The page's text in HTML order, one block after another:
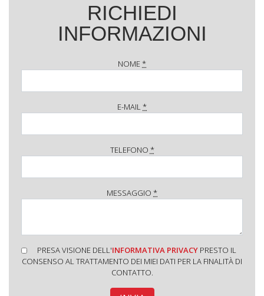
RICHIEDI
INFORMAZIONI
NOME*
E-MAIL *
TELEFONO *
MESSAGGIO *
PRESA VISIONE DELL'INFORMATIVA PRIVACYPRESTO IL
CONSENSO AL TRATTAMENTO DEI MIEI DATI PER LA FINALITÀ DI
CONTATTO.